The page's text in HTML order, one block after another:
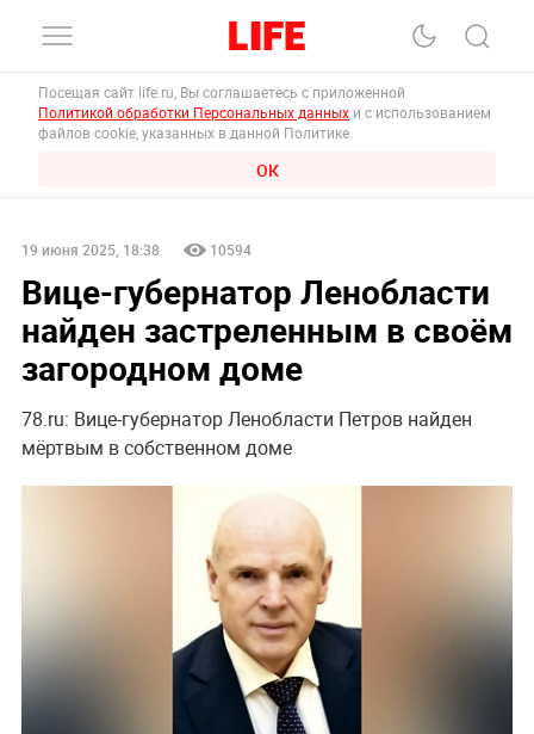
Посещая сайт life.ru, Вы соглашаетесь с приложенной
Политикой обработки Персональных данных и с использованием
файлов cookie, указанных в данной Политике.
ОК
19 июня 2025, 18:38 10594
Вице-губернатор Ленобласти
найден застреленным в своём
загородном доме
78.ru: Вице-губернатор Ленобласти Петров найден
мёртвым в собственном доме